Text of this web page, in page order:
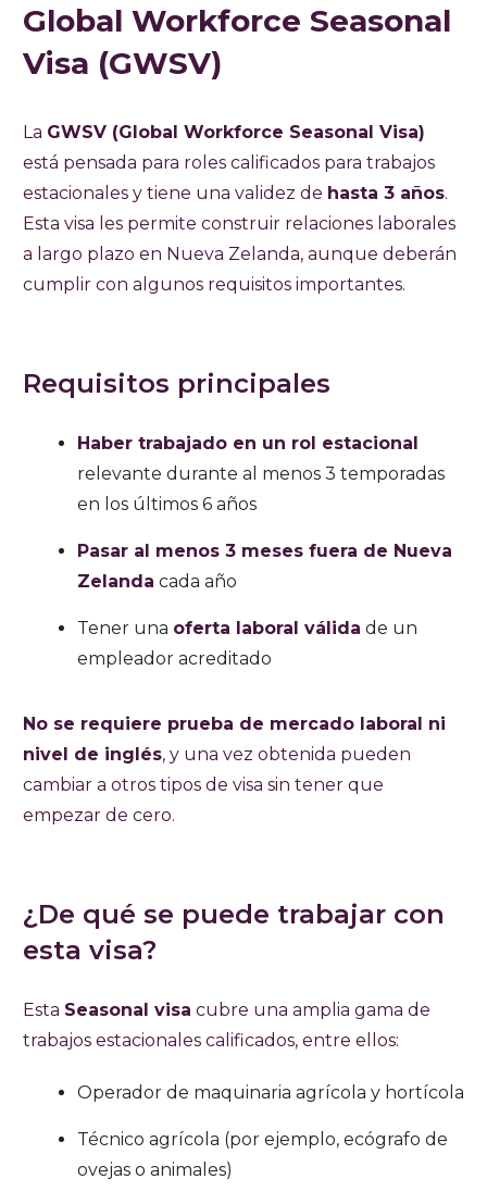
Global Workforce Seasonal
Visa (GWSV)
La GWSV (Global Workforce Seasonal Visa)
está pensada para roles calificados para trabajos
estacionales y tiene una validez de hasta 3 años.
Esta visa les permite construir relaciones laborales
a largo plazo en Nueva Zelanda, aunque deberán
cumplir con algunos requisitos importantes.
Requisitos principales
Haber trabajado en un rol estacional
relevante durante al menos 3 temporadas
en los últimos 6 años
Pasar al menos 3 meses fuera de Nueva
Zelanda cada año
Tener una oferta laboral válida de un
empleador acreditado
No se requiere prueba de mercado laboral ni
nivel de inglés, y una vez obtenida pueden
cambiar a otros tipos de visa sin tener que
empezar de cero.
¿De qué se puede trabajar con
esta visa?
Esta Seasonal visa cubre una amplia gama de
trabajos estacionales calificados, entre ellos:
Operador de maquinaria agrícola y hortícola
Técnico agrícola (por ejemplo, ecógrafo de
ovejas o animales)